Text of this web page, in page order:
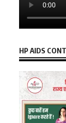
HP AIDS